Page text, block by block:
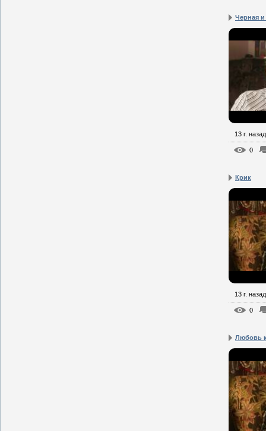
Черная
13 г. назад
0
Крик
13 г. назад
0
Любовь